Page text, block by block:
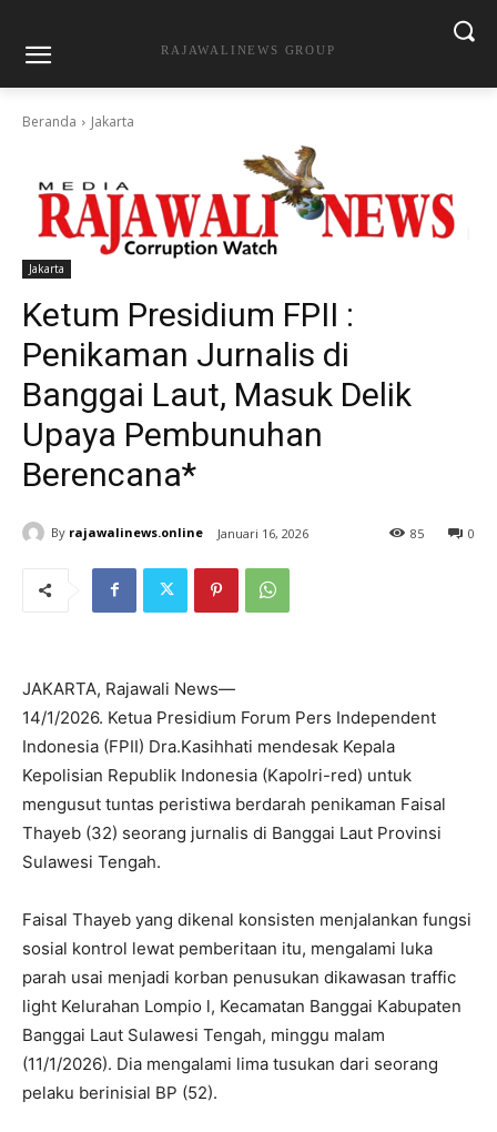
RAJAWALINEWS GROUP
Beranda Jakarta
Jakarta
Ketum Presidium FPII :
Penikaman Jurnalis di
Banggai Laut, Masuk Delik
Upaya Pembunuhan
Berencana*
By rajawalinews.online Januari 16, 2026 0
85
JAKARTA, Rajawali News—
14/1/2026. Ketua Presidium Forum Pers Independent
Indonesia (FPII) Dra.Kasihhati mendesak Kepala
Kepolisian Republik Indonesia (Kapolri-red) untuk
mengusut tuntas peristiwa berdarah penikaman Faisal
Thayeb (32) seorang jurnalis di Banggai Laut Provinsi
Sulawesi Tengah.
Faisal Thayeb yang dikenal konsisten menjalankan fungsi
sosial kontrol lewat pemberitaan itu, mengalami luka
parah usai menjadi korban penusukan dikawasan traffic
light Kelurahan Lompio l, Kecamatan Banggai Kabupaten
Banggai Laut Sulawesi Tengah, minggu malam
(11/1/2026). Dia mengalami lima tusukan dari seorang
pelaku berinisial BP (52).